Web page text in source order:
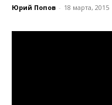
Юрий Попов - 18 марта, 2015